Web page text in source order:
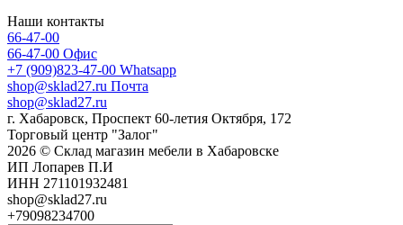
Наши контакты
66-47-00
66-47-00 Офис
+7 (909)823-47-00 Whatsapp
shop@sklad27.ru Почта
shop@sklad27.ru
г. Хабаровск, Проспект 60-летия Октября, 172
Торговый центр "Залог"
2026 © Склад магазин мебели в Хабаровске
ИП Лопарев П.И
ИНН 271101932481
shop@sklad27.ru
+79098234700